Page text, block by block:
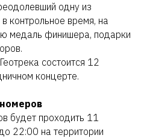
одну из
контрольное время, на
медаль финишера, подарки
состоится 12
концерте.
будет проходить 11
22:00 на территории